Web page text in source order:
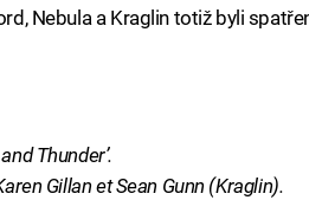
Nebula a Kraglin totiž byli
Thunder’.
Gillan et Sean Gunn (Kraglin).